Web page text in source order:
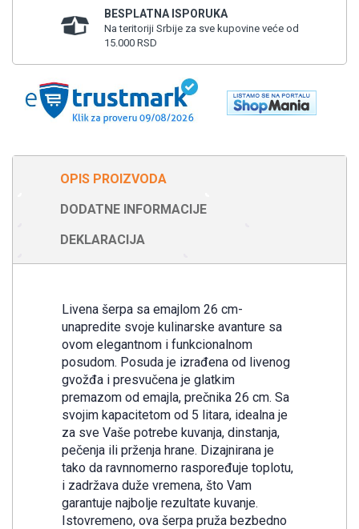
BESPLATNA ISPORUKA
Na teritoriji Srbije za sve kupovine veće od
15.000 RSD
OPIS PROIZVODA
DODATNE INFORMACIJE
DEKLARACIJA
Livena šerpa sa emajlom 26 cm-
unapredite svoje kulinarske avanture sa
ovom elegantnom i funkcionalnom
posudom. Posuda je izrađena od livenog
gvožđa i presvučena je glatkim
premazom od emajla, prečnika 26 cm. Sa
svojim kapacitetom od 5 litara, idealna je
za sve Vaše potrebe kuvanja, dinstanja,
pečenja ili prženja hrane. Dizajnirana je
tako da ravnnomerno raspoređuje toplotu,
i zadržava duže vremena, što Vam
garantuje najbolje rezultate kuvanje.
Istovremeno, ova šerpa pruža bezbedno